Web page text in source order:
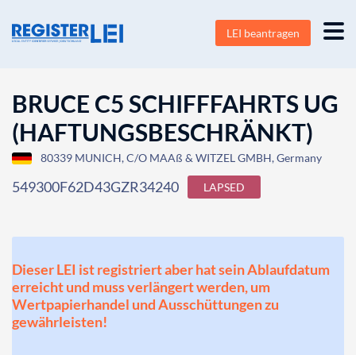
LEI beantragen
BRUCE C5 SCHIFFFAHRTS UG
(HAFTUNGSBESCHRÄNKT)
80339 MUNICH, C/O MAAß & WITZEL GMBH, Germany
549300F62D43GZR34240 LAPSED
Dieser LEI ist registriert aber hat sein Ablaufdatum
erreicht und muss verlängert werden, um
Wertpapierhandel und Ausschüttungen zu
gewährleisten!